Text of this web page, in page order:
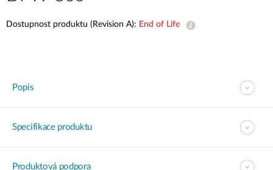
Dostupnost produktu (Revision A): End of Life
Popis
Specifikace produktu
Produktová podpora